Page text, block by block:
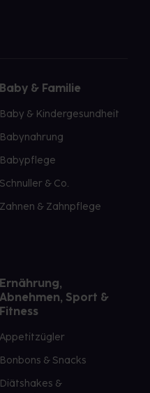
Baby & Familie
Baby & Kindergesundheit
Babynahrung
Babypflege
Schnuller & Co.
Zahnen & Zahnpflege
Ernährung,
Abnehmen, Sport &
Fitness
Appetitzügler
Bonbons & Snacks
Diätshakes &